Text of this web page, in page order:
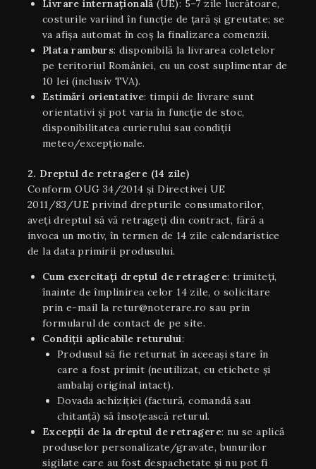
Livrare internaţională (UE): 5–7 zile lucrătoare,
costurile variind în funcție de țară și greutate; se
va afișa automat în coș la finalizarea comenzii.
Plata ramburs: disponibilă la livrarea coletelor
pe teritoriul României, cu un cost suplimentar de
10 lei (inclusiv TVA).
Estimări orientative: timpii de livrare sunt
orientativi şi pot varia în funcție de stoc,
disponibilitatea curierului sau condiții
meteo/excepționale.
2. Dreptul de retragere (14 zile)
Conform OUG 34/2014 și Directivei UE
2011/83/UE privind drepturile consumatorilor,
aveți dreptul să vă retrageți din contract, fără a
invoca un motiv, în termen de 14 zile calendaristice
de la data primirii produsului.
Cum exercitați dreptul de retragere: trimiteți,
înainte de împlinirea celor 14 zile, o solicitare
prin e-mail la retur@noterare.ro sau prin
formularul de contact de pe site.
Condiţii aplicabile returului:
Produsul să fie returnat în aceeaşi stare în
care a fost primit (neutilizat, cu etichete și
ambalaj original intact).
Dovada achiziției (factură, comandă sau
chitanță) să însoțească returul.
Excepții de la dreptul de retragere: nu se aplică
produselor personalizate/gravate, bunurilor
sigilate care au fost despachetate și nu pot fi